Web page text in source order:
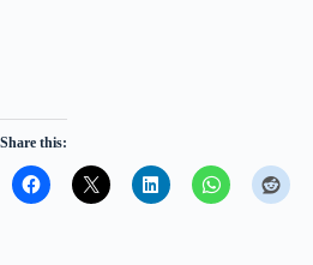
Share this: